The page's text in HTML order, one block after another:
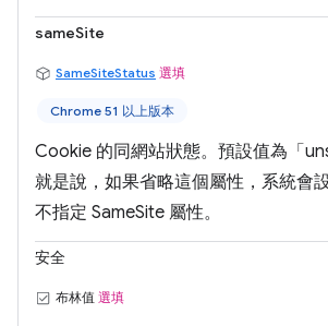
sameSite
SameSiteStatus 選填
Chrome 51 以上版本
Cookie 的同網站狀態。預設值為「
就是說，如果省略這個屬性，系統會
不指定 SameSite 屬性。
安全
布林值 選填